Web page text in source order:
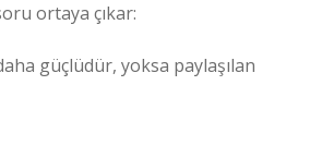
ortaya çıkar:
güçlüdür, yoksa paylaşılan